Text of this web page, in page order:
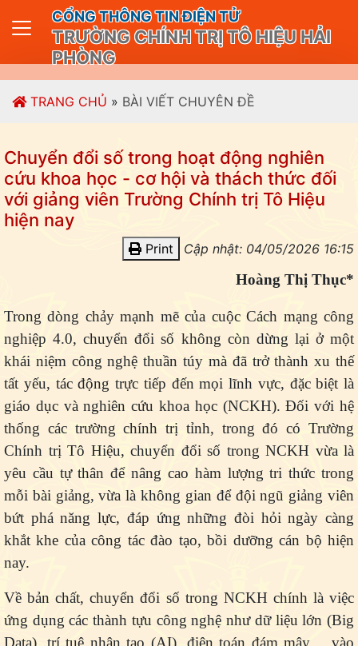
CỔNG THÔNG TIN ĐIỆN TỬ
TRƯỜNG CHÍNH TRỊ TÔ HIỆU HẢI
PHÒNG
TRANG CHỦ » BÀI VIẾT CHUYÊN ĐỀ
Chuyển đổi số trong hoạt động nghiên
cứu khoa học - cơ hội và thách thức đối
với giảng viên Trường Chính trị Tô Hiệu
hiện nay
Print Cập nhật: 04/05/2026 16:15
Hoàng Thị Thục*
Trong dòng chảy mạnh mẽ của cuộc Cách mạng công
nghiệp 4.0, chuyển đổi số không còn dừng lại ở một
khái niệm công nghệ thuần túy mà đã trở thành xu thế
tất yếu, tác động trực tiếp đến mọi lĩnh vực, đặc biệt là
giáo dục và nghiên cứu khoa học (NCKH). Đối với hệ
thống các trường chính trị tỉnh, trong đó có Trường
Chính trị Tô Hiệu, chuyển đổi số trong NCKH vừa là
yêu cầu tự thân để nâng cao hàm lượng tri thức trong
mỗi bài giảng, vừa là không gian để đội ngũ giảng viên
bứt phá năng lực, đáp ứng những đòi hỏi ngày càng
khắt khe của công tác đào tạo, bồi dưỡng cán bộ hiện
nay.
Về bản chất, chuyển đổi số trong NCKH chính là việc
ứng dụng các thành tựu công nghệ như dữ liệu lớn (Big
Data), trí tuệ nhân tạo (AI), điện toán đám mây… vào